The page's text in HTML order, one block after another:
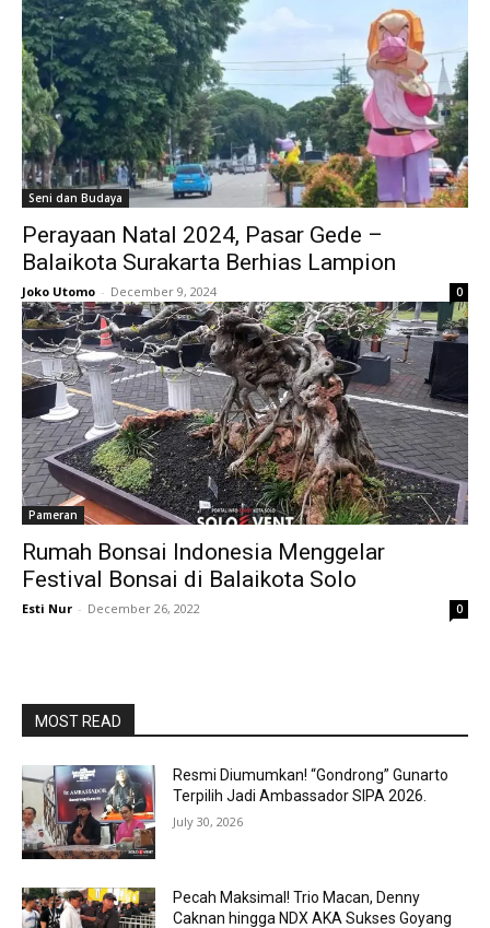
Seni dan Budaya
Perayaan Natal 2024, Pasar Gede –
Balaikota Surakarta Berhias Lampion
Joko Utomo - December 9, 2024 0
Pameran
Rumah Bonsai Indonesia Menggelar
Festival Bonsai di Balaikota Solo
Esti Nur - December 26, 2022 0
MOST READ
Resmi Diumumkan! “Gondrong” Gunarto
Terpilih Jadi Ambassador SIPA 2026.
July 30, 2026
Pecah Maksimal! Trio Macan, Denny
Caknan hingga NDX AKA Sukses Goyang